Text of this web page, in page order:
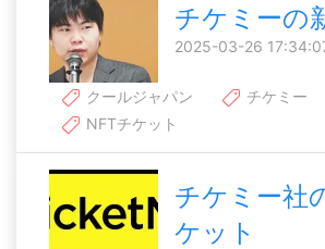
チケミーの
2025-03-26
クールジャパン
チケミー
NFTチケット
チケミー社
ケット